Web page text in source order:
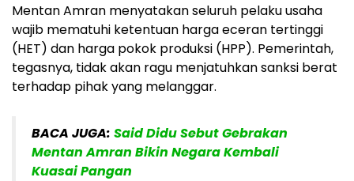
Mentan Amran menyatakan seluruh pelaku usaha
wajib mematuhi ketentuan harga eceran tertinggi
(HET) dan harga pokok produksi (HPP). Pemerintah,
tegasnya, tidak akan ragu menjatuhkan sanksi berat
terhadap pihak yang melanggar.
BACA JUGA: Said Didu Sebut Gebrakan
Mentan Amran Bikin Negara Kembali
Kuasai Pangan